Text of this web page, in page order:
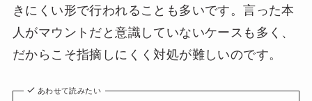
きにくい形で行われることも多いです。言った本
人がマウントだと意識していないケースも多く、
だからこそ指摘しにくく対処が難しいのです。
あわせて読みたい